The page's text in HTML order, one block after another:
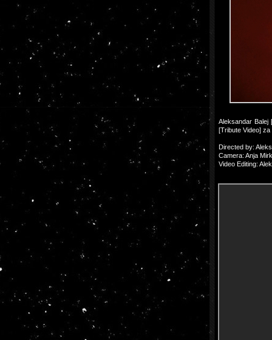
Aleksandar Balej
[Tribute Video]
Directed by:
Camera: Anja
Video Editing: